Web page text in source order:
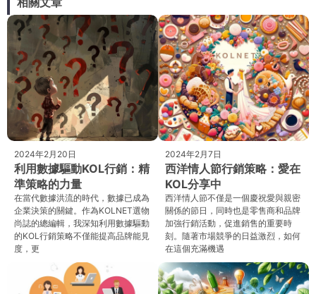
2024年2月20日
利用數據驅動KOL行銷：精
準策略的力量
在當代數據洪流的時代，數據已成為
企業決策的關鍵。作為KOLNET選物
尚誌的總編輯，我深知利用數據驅動
的KOL行銷策略不僅能提高品牌能見
度，更
2024年2月7日
西洋情人節行銷策略：愛在
KOL分享中
西洋情人節不僅是一個慶祝愛與親密
關係的節日，同時也是零售商和品牌
加強行銷活動，促進銷售的重要時
刻。隨著市場競爭的日益激烈，如何
在這個充滿機遇